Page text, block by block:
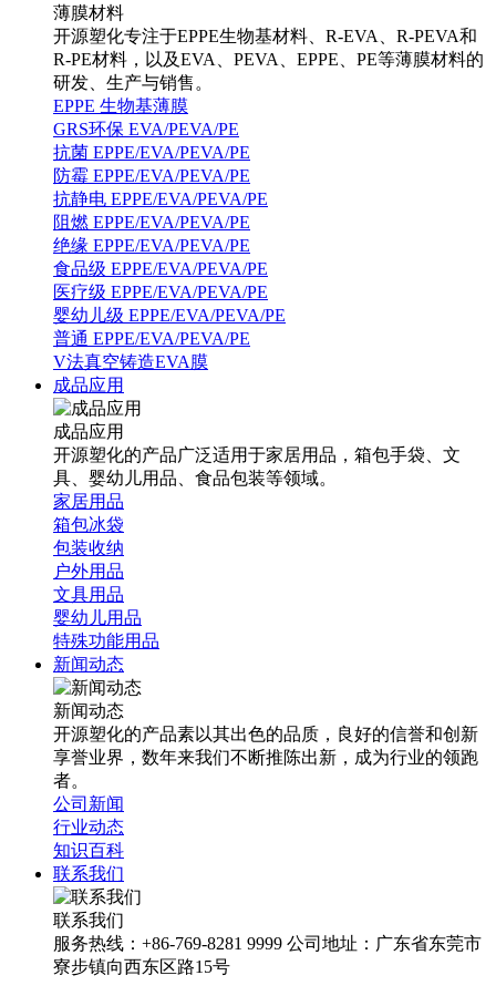
薄膜材料
开源塑化专注于EPPE生物基材料、R-EVA、R-PEVA和
R-PE材料，以及EVA、PEVA、EPPE、PE等薄膜材料的
研发、生产与销售。
EPPE 生物基薄膜
GRS环保 EVA/PEVA/PE
抗菌 EPPE/EVA/PEVA/PE
防霉 EPPE/EVA/PEVA/PE
抗静电 EPPE/EVA/PEVA/PE
阻燃 EPPE/EVA/PEVA/PE
绝缘 EPPE/EVA/PEVA/PE
食品级 EPPE/EVA/PEVA/PE
医疗级 EPPE/EVA/PEVA/PE
婴幼儿级 EPPE/EVA/PEVA/PE
普通 EPPE/EVA/PEVA/PE
V法真空铸造EVA膜
成品应用
成品应用
开源塑化的产品广泛适用于家居用品，箱包手袋、文
具、婴幼儿用品、食品包装等领域。
家居用品
箱包冰袋
包装收纳
户外用品
文具用品
婴幼儿用品
特殊功能用品
新闻动态
新闻动态
开源塑化的产品素以其出色的品质，良好的信誉和创新
享誉业界，数年来我们不断推陈出新，成为行业的领跑
者。
公司新闻
行业动态
知识百科
联系我们
联系我们
服务热线：+86-769-8281 9999 公司地址：广东省东莞市
寮步镇向西东区路15号